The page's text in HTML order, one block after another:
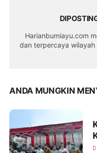
Harianbumiayu.com
dan terpercaya wilayah
ANDA MUNGKIN